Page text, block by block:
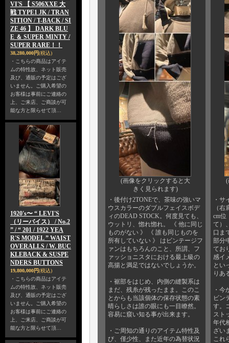
VI'S 【 S506XXE 大
戦 TYPE1 JK / TRAN
SITION / T-BACK / SI
ZE 46 】 DARK BLU
E ＆ SUPER MINTY /
SUPER RARE！！
38,280,000円(税込)
・こちらの商品はアイテ
ムの特性故、ネット販売
及び、通販の予定はござ
いません。ご購入希望の
お客様は事前にご連絡の
上、ご来店、ご商談が可
能な方と限らせて頂…
1920's〜 “ LEVI'S
（リーバイス） / No.2
” / “ 201 / 1922 YEA
R'S MODEL ” WAIST
OVERALLS / W. BUC
KLEBACK & SUSPE
NDERS BUTTONS
19,800,000円(税込)
・こちらの商品はアイテ
ムの特性故、ネット販売
及び、通販の予定はござ
いません。ご購入希望の
お客様は事前にご連絡の
上、ご来店、ご商談が可
能な方と限らせて頂…
(画像をクリックすると大
きく見られます)
・後付け2TONEで、茶味の強いマ
ウスカラーのダブルフェイスボデ
ィのDEAD STOCK。何度見ても、
ウットリ、惚れ惚れ。 《 他に同じ
ものがない 》 《 誰も同じものを
所有していない 》 はビンテージフ
ァンはもちろんのこと、所謂、フ
ァッショニスタにおける最上級の
高揚と満足ではないでしょうか。
・裾部をはじめ、内側の縫製系は
まだ、残糸が残ったまま。このこ
とからも当該個体の保存状態の素
晴らしさは誰の眼にも一目瞭然。
容易に窺い知る事が出来ます。
・ご周知の通りのアイテム特性及
び、僅少性、また近年の為替状況
(
・サ
（
cm位
て）
口ま
部分
てお
感イ
とい
りあ
・今
ビン
す。
スト
年代
ざい
これ